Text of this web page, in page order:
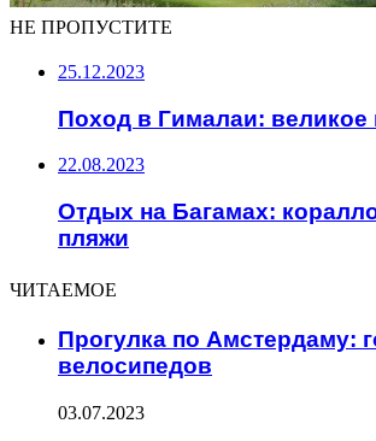
НЕ ПРОПУСТИТЕ
25.12.2023
Поход в Гималаи: великое
22.08.2023
Отдых на Багамах:
пляжи
ЧИТАЕМОЕ
Прогулка по Амстердаму:
велосипедов
03.07.2023